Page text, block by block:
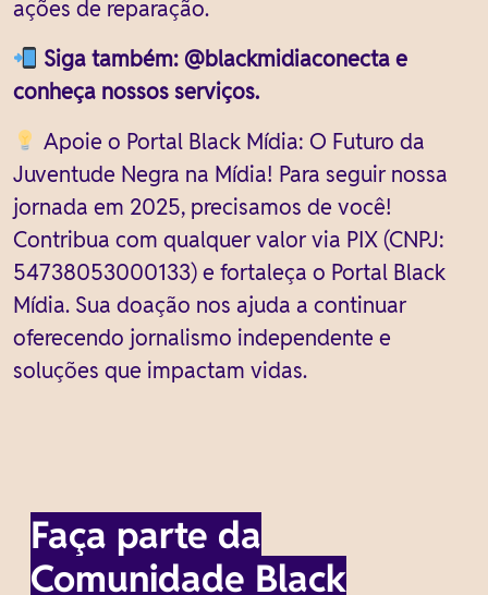
ações de reparação.
Siga também: @blackmidiaconecta e
conheça nossos serviços.
Apoie o Portal Black Mídia: O Futuro da
Juventude Negra na Mídia! Para seguir nossa
jornada em 2025, precisamos de você!
Contribua com qualquer valor via PIX (CNPJ:
54738053000133) e fortaleça o Portal Black
Mídia. Sua doação nos ajuda a continuar
oferecendo jornalismo independente e
soluções que impactam vidas.
Faça parte da
Comunidade Black